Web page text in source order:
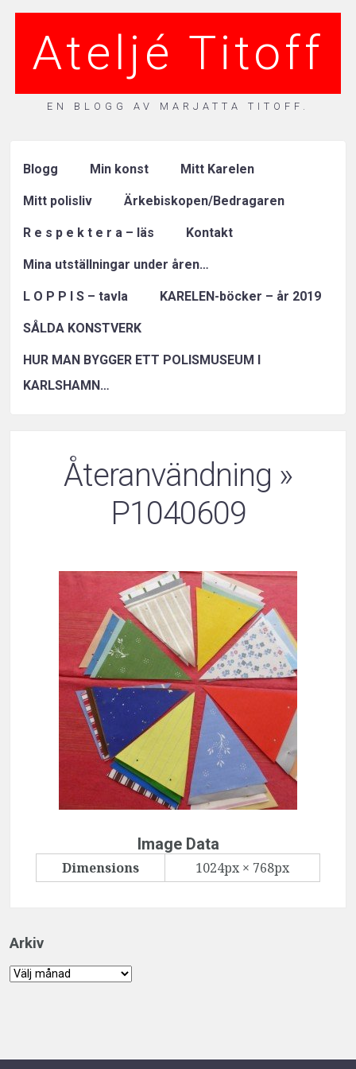
Ateljé Titoff
EN BLOGG AV MARJATTA TITOFF.
Blogg Min konst Mitt Karelen
Mitt polisliv Ärkebiskopen/Bedragaren
R e s p e k t e r a – läs Kontakt
Mina utställningar under åren…
L O P P I S – tavla KARELEN-böcker – år 2019
SÅLDA KONSTVERK
HUR MAN BYGGER ETT POLISMUSEUM I
KARLSHAMN…
Återanvändning »
P1040609
Image Data
Dimensions 1024px × 768px
Arkiv
Arkiv